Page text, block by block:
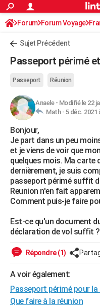
ACTUALITÉS
Politique
Société
Faits Divers
Education
Monde
Villes
+
AUTO
Essais
Réserver un essai
Citadines
Berlines
SUV
Forum auto
+HIGH-TECH
Mobiles
Meilleur smartphone
Internet
Ordinateurs
Jeux vidéo
Guide high-tech
+BRICOLAGE
Forum
Aménagement intérieur
Extérieur
Cuisine
Salle de bains
Jardinage
Rangement
WEEK-END
Guides de France
Escapades
Patrimoine
Expositions
Musées
Week-end nature
+LIFESTYLE
Art de vivre
Bien-être
Loisirs
Mode
Modes de vie
SANTE
Alimentation
Guide de la santé
Maladies
Médicaments
Sommeil
VOYAGE
BONS PLANS
CARTE DE VOEUX
Forum Forum Voyage
Sujet Précédent
Passeport périmé
Passeport Réunion
Anaele- Modifié le 22
Math - 5 déc. 2021
Bonjour,
Je part dans un peu
et je viens de voir que
quelques mois. Ma carte
dernièrement, je suis
passeport périmé suffit
Reunion n'en fait
Comment puis-je faire
Est-ce qu'un document
déclaration de vol suffit ?
Répondre (1)
A voir également:
Passeport périmé pour la
Que faire à la réunion